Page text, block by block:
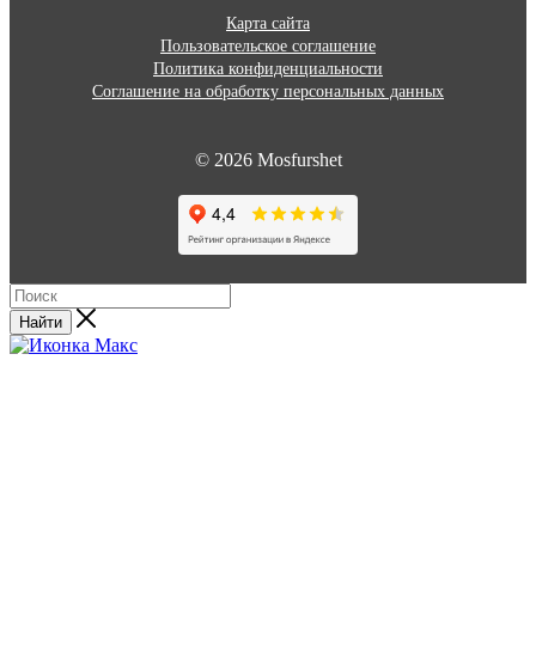
Карта сайта
Пользовательское соглашение
Политика конфиденциальности
Соглашение на обработку персональных данных
© 2026 Mosfurshet
Найти